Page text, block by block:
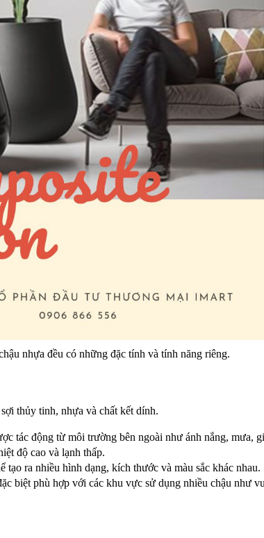
nhựa đều có những đặc tính và tính năng riêng.
thủy tinh, nhựa và chất kết dính.
tác động từ môi trường bên ngoài như ánh nắng, mưa,
độ cao và lạnh thấp.
tạo ra nhiều hình dạng, kích thước và màu sắc khác nhau.
biệt phù hợp với các khu vực sử dụng nhiều chậu như